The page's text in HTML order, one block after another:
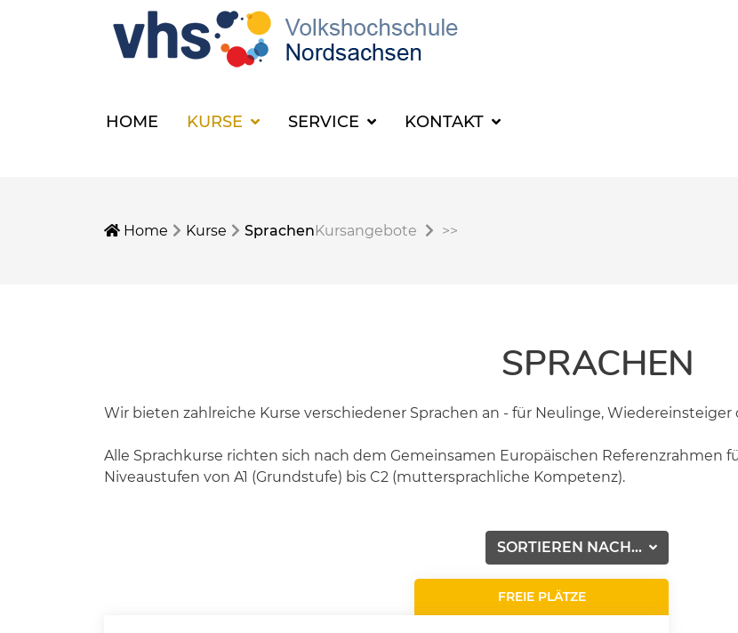
HOME KURSE SERVICE KONTAKT
Home Kurse SprachenKursangebote >>
SPRACHEN
Wir bieten zahlreiche Kurse verschiedener Sprachen an - für Neulinge,
Alle Sprachkurse richten sich nach dem Gemeinsamen Europäischen Referenzrahmen
Niveaustufen von A1 (Grundstufe) bis C2 (muttersprachliche Kompetenz).
SORTIEREN NACH...
FREIE PLÄTZE